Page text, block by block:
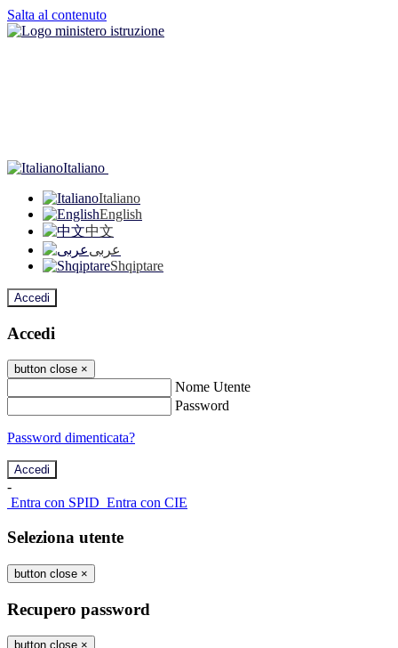
Salta al contenuto
Italiano
Italiano
English
中文
عربى
Shqiptare
Accedi
Accedi
button close ×
Nome Utente
Password
Password dimenticata?
-
Entra con SPID Entra con CIE
Seleziona utente
button close ×
Recupero password
button close ×